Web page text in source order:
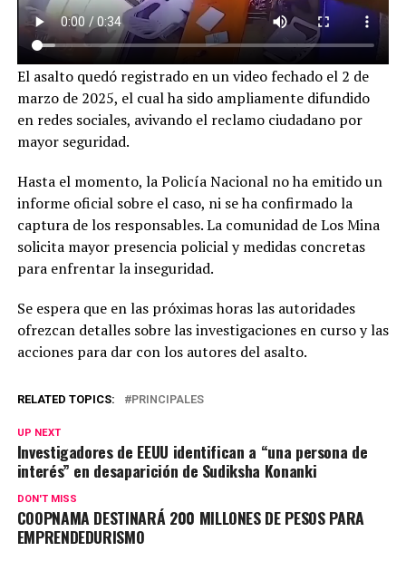
El asalto quedó registrado en un video fechado el 2 de
marzo de 2025, el cual ha sido ampliamente difundido
en redes sociales, avivando el reclamo ciudadano por
mayor seguridad.
Hasta el momento, la Policía Nacional no ha emitido un
informe oficial sobre el caso, ni se ha confirmado la
captura de los responsables. La comunidad de Los Mina
solicita mayor presencia policial y medidas concretas
para enfrentar la inseguridad.
Se espera que en las próximas horas las autoridades
ofrezcan detalles sobre las investigaciones en curso y las
acciones para dar con los autores del asalto.
RELATED TOPICS: PRINCIPALES
UP NEXT
Investigadores de EEUU identifican a “una persona de
interés” en desaparición de Sudiksha Konanki
DON'T MISS
COOPNAMA DESTINARÁ 200 MILLONES DE PESOS PARA
EMPRENDEDURISMO